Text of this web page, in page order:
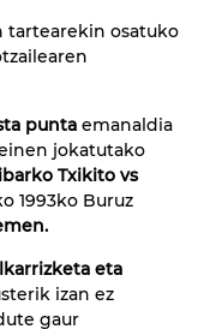
tartearekin osatuko
punta emanaldia
jokatutako
Txikito vs
1993ko Buruz
eta
izan ez
gaur